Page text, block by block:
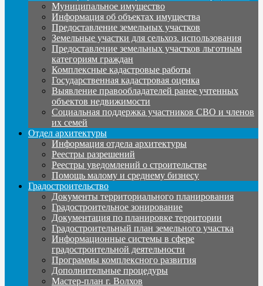
Муниципальное имущество
Информация об объектах имущества
Предоставление земельных участков
Земельные участки для сельхоз. использования
Предоставление земельных участков льготным
категориям граждан
Комплексные кадастровые работы
Государственная кадастровая оценка
Выявление правообладателей ранее учтенных
объектов недвижимости
Социальная поддержка участников СВО и членов
их семей
Отдел архитектуры
Информация отдела архитектуры
Реестры разрешений
Реестры уведомлений о строительстве
Помощь малому и среднему бизнесу
Градостроительство
Документы территориального планирования
Градостроительное зонирование
Документация по планировке территории
Градостроительный план земельного участка
Информационные системы в сфере
градостроительной деятельности
Программы комплексного развития
Дополнительные процедуры
Мастер-план г. Волхов